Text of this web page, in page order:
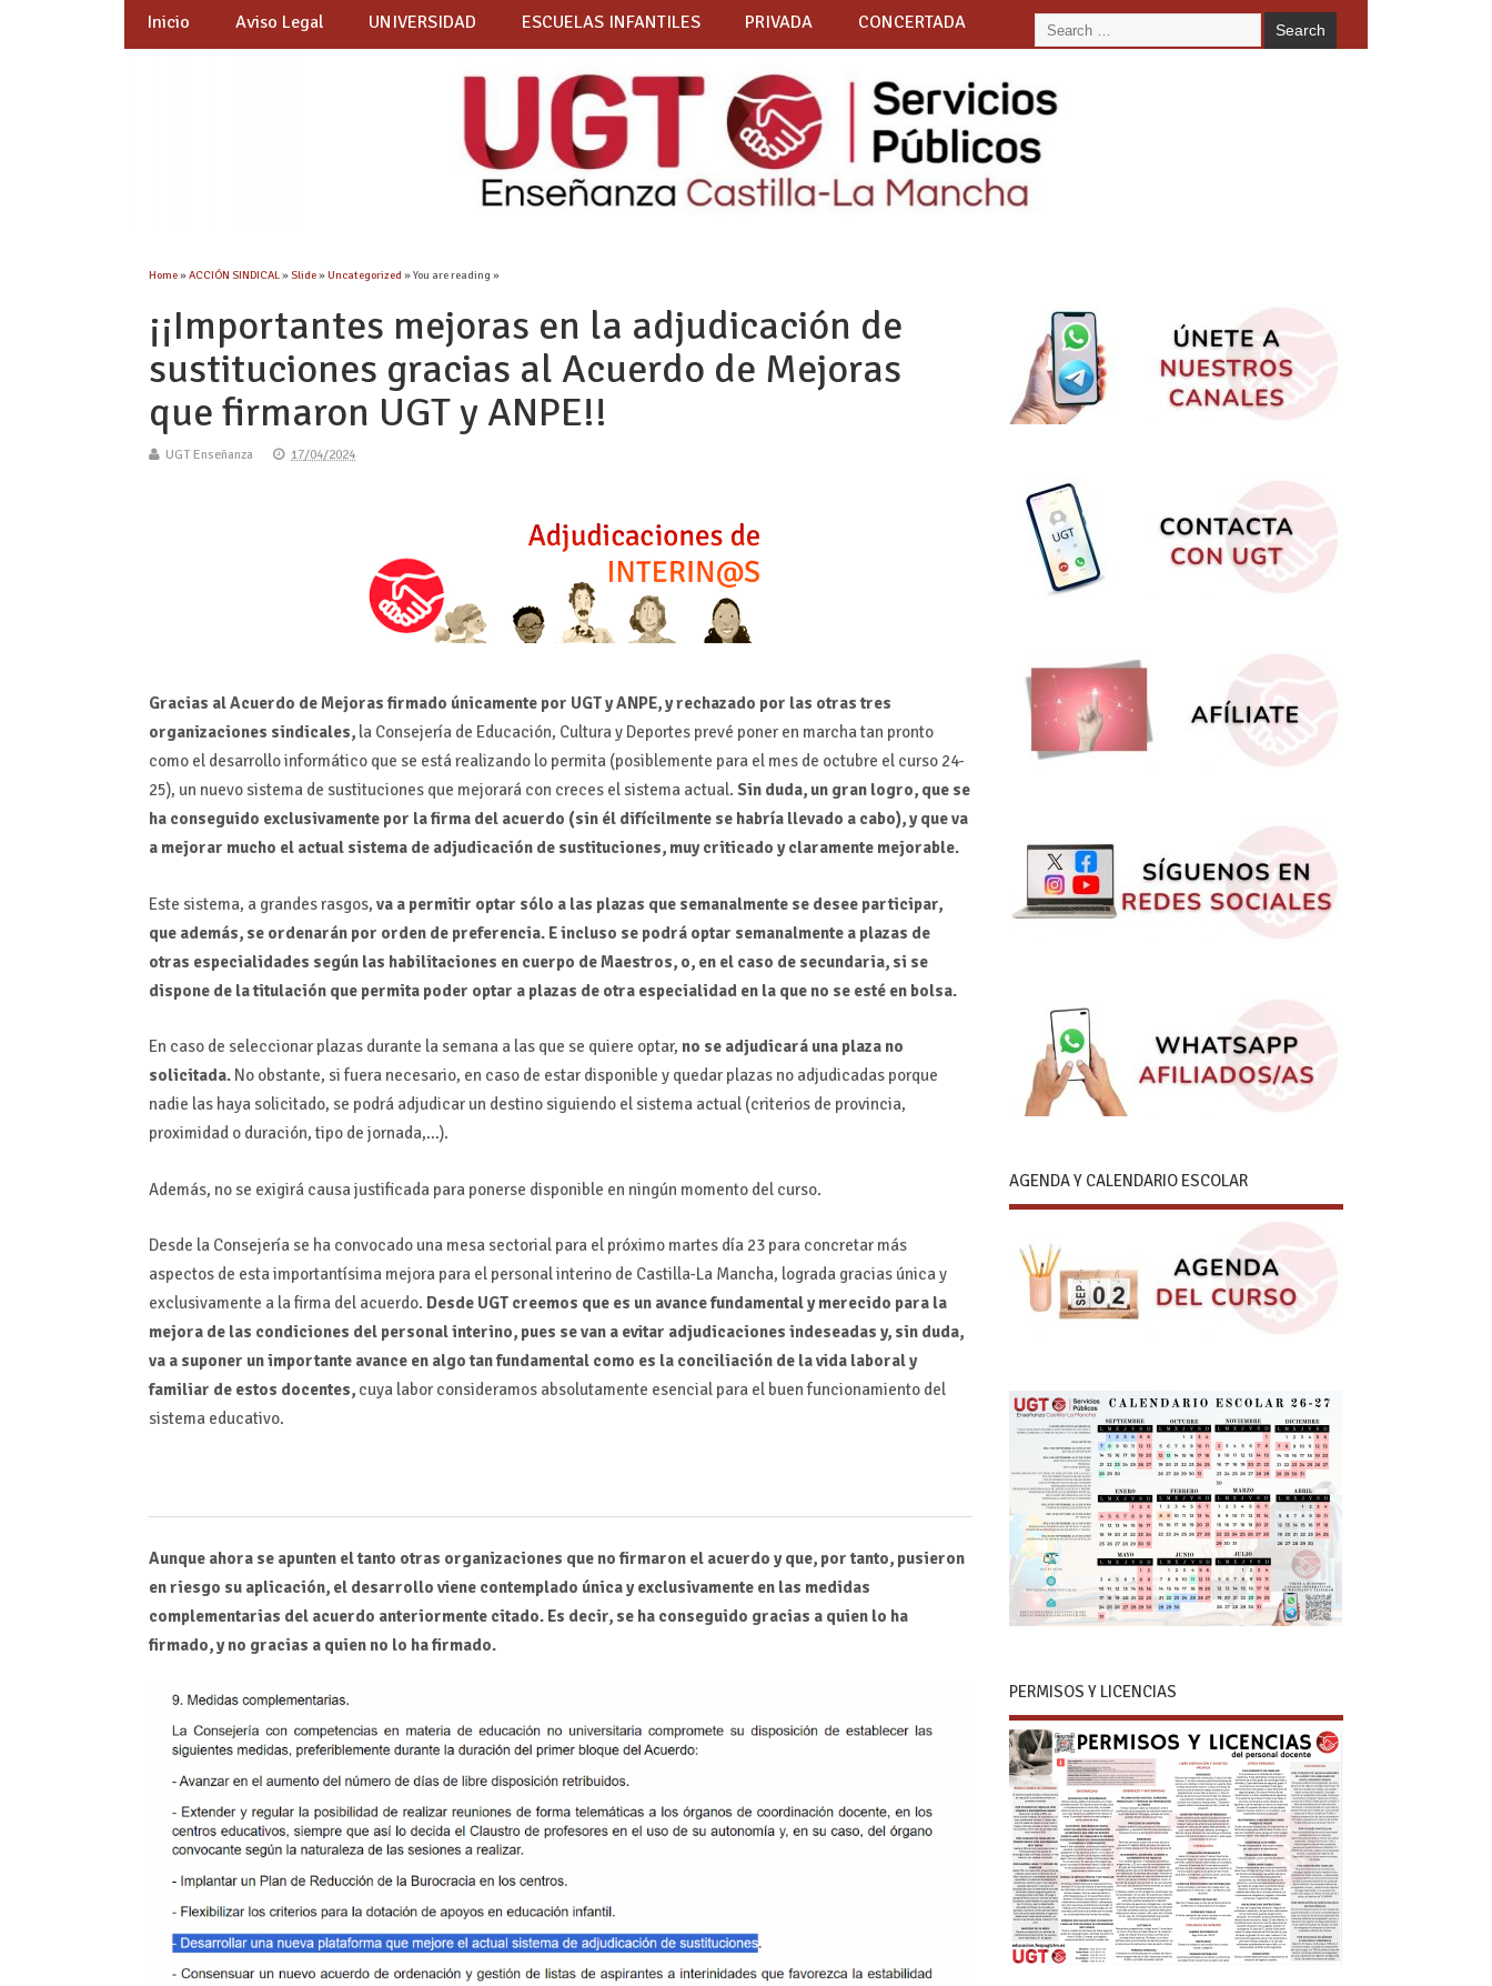
Inicio Aviso Legal UNIVERSIDAD ESCUELAS INFANTILES PRIVADA CONCERTADA
Home»ACCIÓN SINDICAL»Slide»Uncategorized » You are reading »
¡¡Importantes mejoras en la adjudicación de
sustituciones gracias al Acuerdo de Mejoras
que firmaron UGT y ANPE!!
UGT Enseñanza 17/04/2024
Gracias al Acuerdo de Mejoras firmado únicamente por UGT y ANPE, y rechazado por las otras tres
organizaciones sindicales, la Consejería de Educación, Cultura y Deportes prevé poner en marcha tan pronto
como el desarrollo informático que se está realizando lo permita (posiblemente para el mes de octubre el curso 24-
25), un nuevo sistema de sustituciones que mejorará con creces el sistema actual. Sin duda, un gran logro, que se
ha conseguido exclusivamente por la firma del acuerdo (sin él difícilmente se habría llevado a cabo), y que va
a mejorar mucho el actual sistema de adjudicación de sustituciones, muy criticado y claramente mejorable.
Este sistema, a grandes rasgos,va a permitir optar sólo a las plazas que semanalmente se desee participar,
que además, se ordenarán por orden de preferencia. E incluso se podrá optar semanalmente a plazas de
otras especialidades según las habilitaciones en cuerpo de Maestros, o, en el caso de secundaria, si se
dispone de la titulación que permita poder optar a plazas de otra especialidad en la que no se esté en bolsa.
En caso de seleccionar plazas durante la semana a las que se quiere optar, no se adjudicará una plaza no
solicitada. No obstante, si fuera necesario, en caso de estar disponible y quedar plazas no adjudicadas porque
nadie las haya solicitado, se podrá adjudicar un destino siguiendo el sistema actual (criterios de provincia,
proximidad o duración, tipo de jornada,…).
Además, no se exigirá causa justificada para ponerse disponible en ningún momento del curso.
Desde la Consejería se ha convocado una mesa sectorial para el próximo martes día 23 para concretar más
aspectos de esta importantísima mejora para el personal interino de Castilla-La Mancha, lograda gracias única y
exclusivamente a la firma del acuerdo. Desde UGT creemos que es un avance fundamental y merecido para la
mejora de las condiciones del personal interino, pues se van a evitar adjudicaciones indeseadas y, sin duda,
va a suponer un importante avance en algo tan fundamental como es la conciliación de la vida laboral y
familiar de estos docentes, cuya labor consideramos absolutamente esencial para el buen funcionamiento del
sistema educativo.
Aunque ahora se apunten el tanto otras organizaciones que no firmaron el acuerdo y que, por tanto, pusieron
en riesgo su aplicación, el desarrollo viene contemplado única y exclusivamente en las medidas
complementarias del acuerdo anteriormente citado. Es decir, se ha conseguido gracias a quien lo ha
firmado, y no gracias a quien no lo ha firmado.
AGENDA Y CALENDARIO ESCOLAR
PERMISOS Y LICENCIAS